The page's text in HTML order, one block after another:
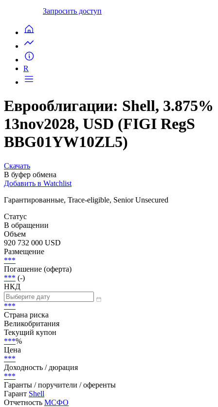
Запросить доступ
R
Еврооблигации: Shell, 3.875%
13nov2028, USD (FIGI RegS
BBG01YW10ZL5)
Скачать
В буфер обмена
Добавить в Watchlist
Гарантированные, Trace-eligible, Senior Unsecured
Статус
В обращении
Объем
920 732 000 USD
Размещение
***
Погашение (оферта)
*** (-)
НКД
***
Страна риска
Великобритания
Текущий купон
***%
Цена
***
Доходность / дюрация
***
Гаранты / поручители / оференты
Гарант Shell
Отчетность МСФО